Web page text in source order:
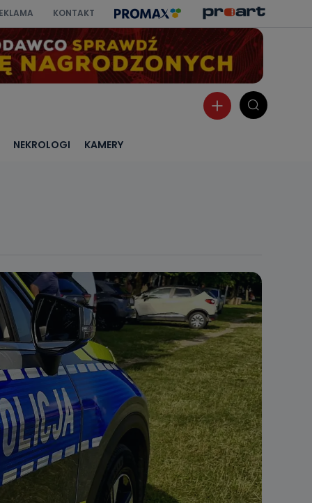
KONTAKT
NEKROLOGI KAMERY